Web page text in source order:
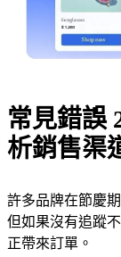
常見錯誤
析銷售渠
許多品牌在節慶
但如果沒有追蹤
正帶來訂單。